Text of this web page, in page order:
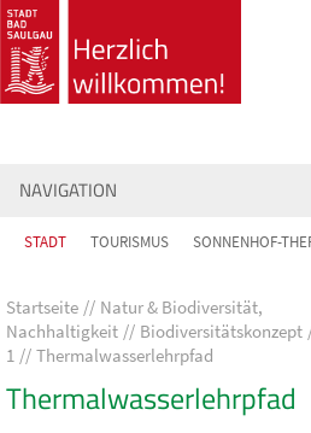
NAVIGATION
STADT TOURISMUS SONNENHOF-
Startseite
Natur & Biodiversität,
Nachhaltigkeit
Biodiversitätskonzept
1
Thermalwasserlehrpfad
Thermalwasserlehrpfad